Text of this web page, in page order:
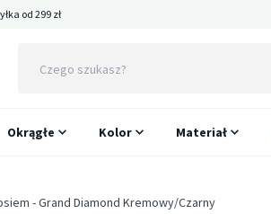
od 299 zł
Okrągłe Kolor Materiał
- Grand Diamond Kremowy/Czarny